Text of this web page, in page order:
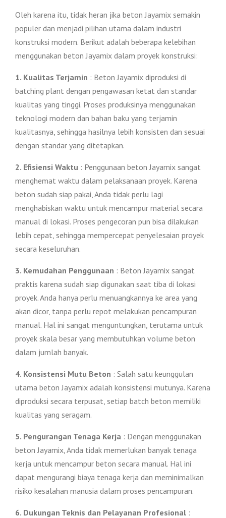
Oleh karena itu, tidak heran jika beton Jayamix semakin
populer dan menjadi pilihan utama dalam industri
konstruksi modern. Berikut adalah beberapa kelebihan
menggunakan beton Jayamix dalam proyek konstruksi:
1. Kualitas Terjamin : Beton Jayamix diproduksi di
batching plant dengan pengawasan ketat dan standar
kualitas yang tinggi. Proses produksinya menggunakan
teknologi modern dan bahan baku yang terjamin
kualitasnya, sehingga hasilnya lebih konsisten dan sesuai
dengan standar yang ditetapkan.
2. Efisiensi Waktu : Penggunaan beton Jayamix sangat
menghemat waktu dalam pelaksanaan proyek. Karena
beton sudah siap pakai, Anda tidak perlu lagi
menghabiskan waktu untuk mencampur material secara
manual di lokasi. Proses pengecoran pun bisa dilakukan
lebih cepat, sehingga mempercepat penyelesaian proyek
secara keseluruhan.
3. Kemudahan Penggunaan : Beton Jayamix sangat
praktis karena sudah siap digunakan saat tiba di lokasi
proyek. Anda hanya perlu menuangkannya ke area yang
akan dicor, tanpa perlu repot melakukan pencampuran
manual. Hal ini sangat menguntungkan, terutama untuk
proyek skala besar yang membutuhkan volume beton
dalam jumlah banyak.
4. Konsistensi Mutu Beton : Salah satu keunggulan
utama beton Jayamix adalah konsistensi mutunya. Karena
diproduksi secara terpusat, setiap batch beton memiliki
kualitas yang seragam.
5. Pengurangan Tenaga Kerja : Dengan menggunakan
beton Jayamix, Anda tidak memerlukan banyak tenaga
kerja untuk mencampur beton secara manual. Hal ini
dapat mengurangi biaya tenaga kerja dan meminimalkan
risiko kesalahan manusia dalam proses pencampuran.
6. Dukungan Teknis dan Pelayanan Profesional :